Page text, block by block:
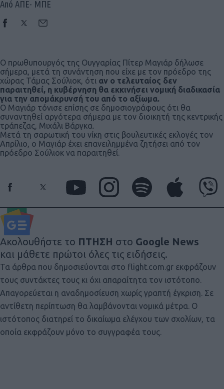
Από ΑΠΕ- ΜΠΕ
Ο πρωθυπουργός της Ουγγαρίας Πίτερ Μαγιάρ δήλωσε
σήμερα, μετά τη συνάντηση που είχε με τον πρόεδρο της
χώρας Τάμας Σούλιοκ, ότι αν ο τελευταίος δεν
παραιτηθεί, η κυβέρνηση θα εκκινήσει νομική διαδικασία
για την απομάκρυνσή του από το αξίωμα.
Ο Μαγιάρ τόνισε επίσης σε δημοσιογράφους ότι θα
συναντηθεί αργότερα σήμερα με τον διοικητή της κεντρικής
τράπεζας, Μιχάλι Βάργκα.
Μετά τη σαρωτική του νίκη στις βουλευτικές εκλογές τον
Απρίλιο, ο Μαγιάρ έχει επανειλημμένα ζητήσει από τον
πρόεδρο Σούλιοκ να παραιτηθεί.
Ακολουθήστε το ΠΤΗΣΗ στο Google News
και μάθετε πρώτοι όλες τις ειδήσεις.
Τα άρθρα που δημοσιεύονται στο flight.com.gr εκφράζουν
τους συντάκτες τους κι όχι απαραίτητα τον ιστότοπο.
Απαγορεύεται η αναδημοσίευση χωρίς γραπτή έγκριση. Σε
αντίθετη περίπτωση θα λαμβάνονται νομικά μέτρα. Ο
ιστότοπος διατηρεί το δικαίωμα ελέγχου των σχολίων, τα
οποία εκφράζουν μόνο το συγγραφέα τους.